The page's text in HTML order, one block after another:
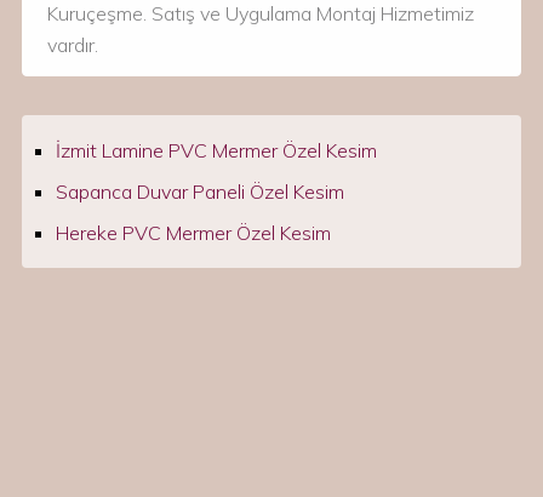
Kuruçeşme. Satış ve Uygulama Montaj Hizmetimiz
vardır.
İzmit Lamine PVC Mermer Özel Kesim
Sapanca Duvar Paneli Özel Kesim
Hereke PVC Mermer Özel Kesim